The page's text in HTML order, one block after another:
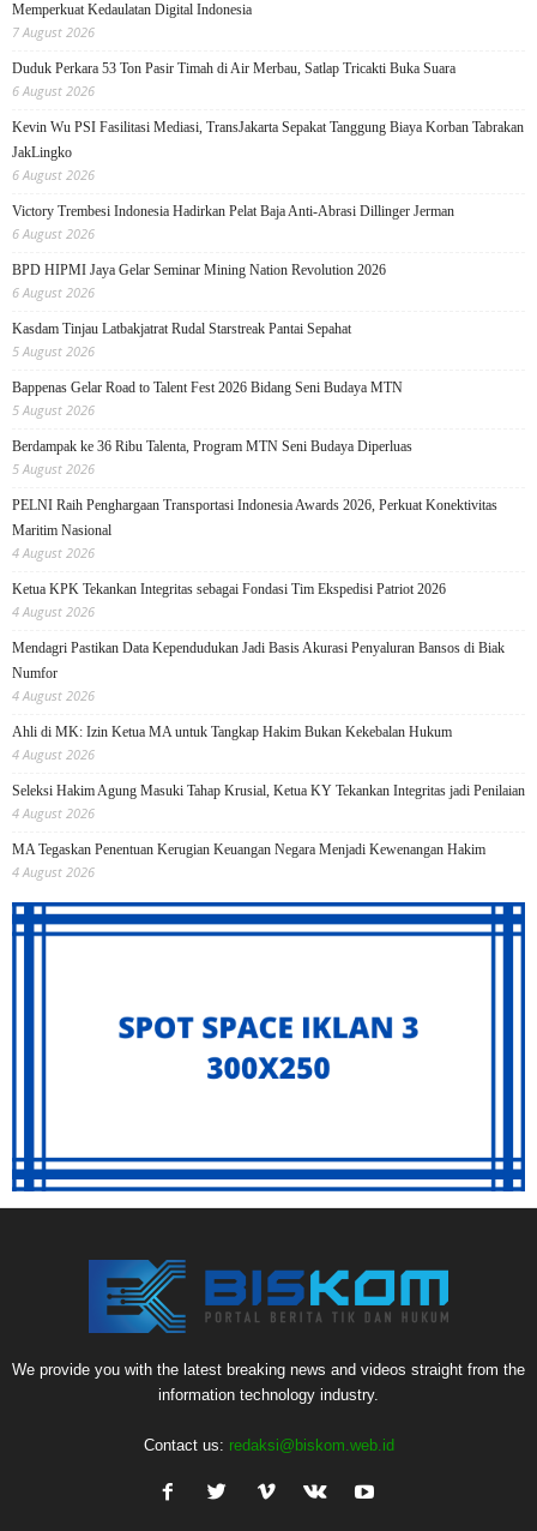
Memperkuat Kedaulatan Digital Indonesia
7 August 2026
Duduk Perkara 53 Ton Pasir Timah di Air Merbau, Satlap Tricakti Buka Suara
6 August 2026
Kevin Wu PSI Fasilitasi Mediasi, TransJakarta Sepakat Tanggung Biaya Korban Tabrakan
JakLingko
6 August 2026
Victory Trembesi Indonesia Hadirkan Pelat Baja Anti-Abrasi Dillinger Jerman
6 August 2026
BPD HIPMI Jaya Gelar Seminar Mining Nation Revolution 2026
6 August 2026
Kasdam Tinjau Latbakjatrat Rudal Starstreak Pantai Sepahat
5 August 2026
Bappenas Gelar Road to Talent Fest 2026 Bidang Seni Budaya MTN
5 August 2026
Berdampak ke 36 Ribu Talenta, Program MTN Seni Budaya Diperluas
5 August 2026
PELNI Raih Penghargaan Transportasi Indonesia Awards 2026, Perkuat Konektivitas
Maritim Nasional
4 August 2026
Ketua KPK Tekankan Integritas sebagai Fondasi Tim Ekspedisi Patriot 2026
4 August 2026
Mendagri Pastikan Data Kependudukan Jadi Basis Akurasi Penyaluran Bansos di Biak
Numfor
4 August 2026
Ahli di MK: Izin Ketua MA untuk Tangkap Hakim Bukan Kekebalan Hukum
4 August 2026
Seleksi Hakim Agung Masuki Tahap Krusial, Ketua KY Tekankan Integritas jadi Penilaian
4 August 2026
MA Tegaskan Penentuan Kerugian Keuangan Negara Menjadi Kewenangan Hakim
4 August 2026
We provide you with the latest breaking news and videos straight from the
information technology industry.
Contact us: redaksi@biskom.web.id